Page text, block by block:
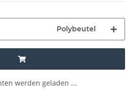
Polybeutel
werden geladen ...